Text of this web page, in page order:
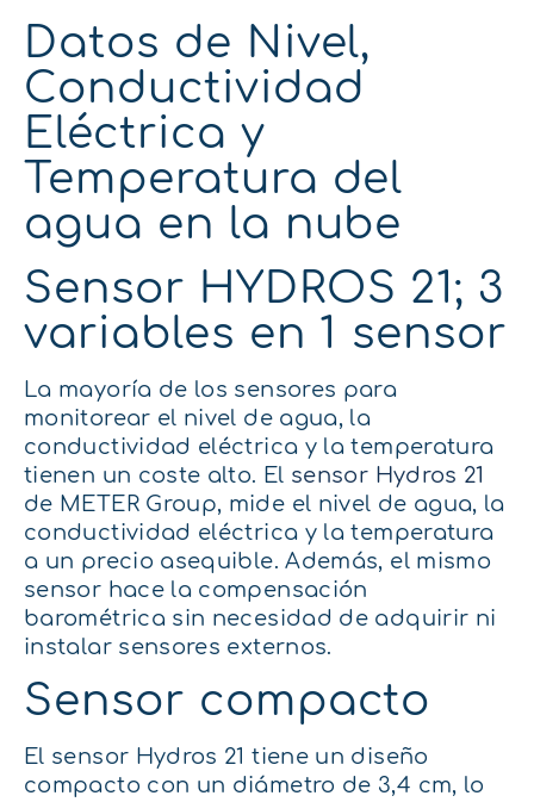
Datos de Nivel,
Conductividad
Eléctrica y
Temperatura del
agua en la nube
Sensor HYDROS 21; 3
variables en 1 sensor
La mayoría de los sensores para
monitorear el nivel de agua, la
conductividad eléctrica y la temperatura
tienen un coste alto. El sensor Hydros 21
de METER Group, mide el nivel de agua, la
conductividad eléctrica y la temperatura
a un precio asequible. Además, el mismo
sensor hace la compensación
barométrica sin necesidad de adquirir ni
instalar sensores externos.
Sensor compacto
El sensor Hydros 21 tiene un diseño
compacto con un diámetro de 3,4 cm, lo